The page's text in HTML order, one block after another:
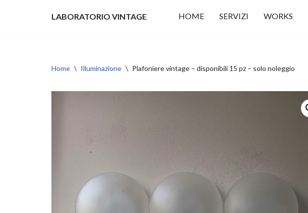
LABORATORIO VINTAGE HOME SERVIZI WORKS
Home \ Illuminazione \ Plafoniere vintage – disponibili 15 pz – solo noleggio